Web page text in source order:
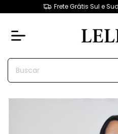
Frete Grátis Sul e